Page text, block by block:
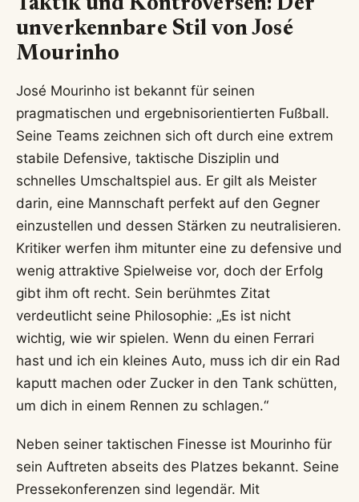
unverkennbare Stil von José
Mourinho
José Mourinho ist bekannt für seinen
pragmatischen und ergebnisorientierten Fußball.
Seine Teams zeichnen sich oft durch eine extrem
stabile Defensive, taktische Disziplin und
schnelles Umschaltspiel aus. Er gilt als Meister
darin, eine Mannschaft perfekt auf den Gegner
einzustellen und dessen Stärken zu neutralisieren.
Kritiker werfen ihm mitunter eine zu defensive und
wenig attraktive Spielweise vor, doch der Erfolg
gibt ihm oft recht. Sein berühmtes Zitat
verdeutlicht seine Philosophie: „Es ist nicht
wichtig, wie wir spielen. Wenn du einen Ferrari
hast und ich ein kleines Auto, muss ich dir ein Rad
kaputt machen oder Zucker in den Tank schütten,
um dich in einem Rennen zu schlagen.“
Neben seiner taktischen Finesse ist Mourinho für
sein Auftreten abseits des Platzes bekannt. Seine
Pressekonferenzen sind legendär. Mit